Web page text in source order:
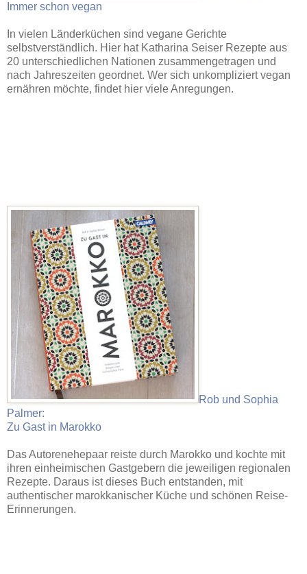
Immer schon vegan
In vielen Länderküchen sind vegane Gerichte
selbstverständlich. Hier hat Katharina Seiser Rezepte aus
20 unterschiedlichen Nationen zusammengetragen und
nach Jahreszeiten geordnet. Wer sich unkompliziert vegan
ernähren möchte, findet hier viele Anregungen.
Rob und Sophia
Palmer:
Zu Gast in Marokko
Das Autorenehepaar reiste durch Marokko und kochte mit
ihren einheimischen Gastgebern die jeweiligen regionalen
Rezepte. Daraus ist dieses Buch entstanden, mit
authentischer marokkanischer Küche und schönen Reise-
Erinnerungen.